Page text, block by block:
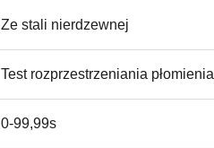
Ze stali nierdzewnej
Test rozprzestrzeniania płomienia
0-99,99s